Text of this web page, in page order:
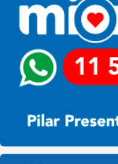
Pilar HCD